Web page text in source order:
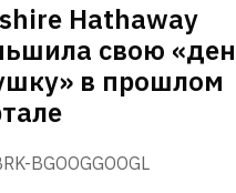
Hathaway
свою
в прошлом
BGOOGGOOGL